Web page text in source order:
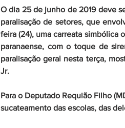
O dia 25 de junho de 2019 deve
paralisação de setores, que
feira (24), uma carreata simbólica
paranaense, com o toque de
paralisação geral nesta terça,
Jr.
Para o Deputado Requião Filho
sucateamento das escolas, das